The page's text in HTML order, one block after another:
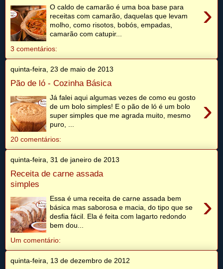
›
O caldo de camarão é uma boa base para
receitas com camarão, daquelas que levam
molho, como risotos, bobós, empadas,
camarão com catupir...
3 comentários:
quinta-feira, 23 de maio de 2013
Pão de ló - Cozinha Básica
›
Já falei aqui algumas vezes de como eu gosto
de um bolo simples! E o pão de ló é um bolo
super simples que me agrada muito, mesmo
puro, ...
20 comentários:
quinta-feira, 31 de janeiro de 2013
Receita de carne assada
simples
›
Essa é uma receita de carne assada bem
básica mas saborosa e macia, do tipo que se
desfia fácil. Ela é feita com lagarto redondo
bem dou...
Um comentário:
quinta-feira, 13 de dezembro de 2012